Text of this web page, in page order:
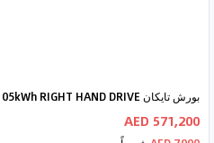
بورش تايكان 380kW 4S 105kWh RIGHT HAND DRIVE
571,200 AED